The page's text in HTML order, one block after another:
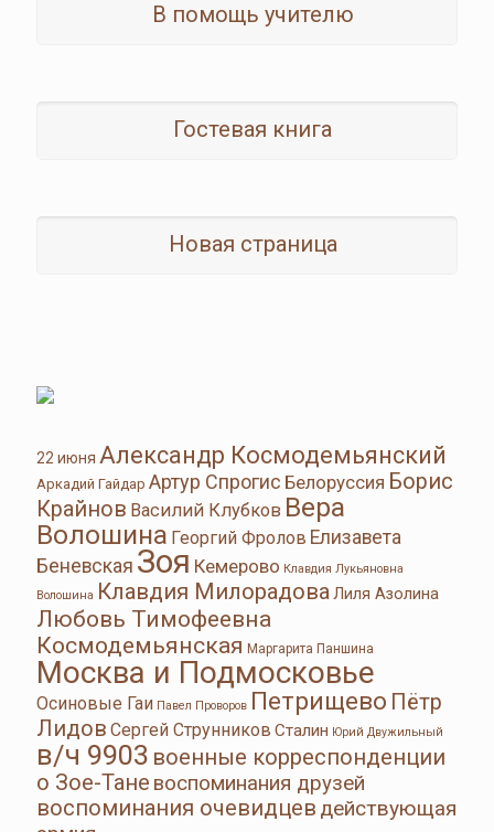
В помощь учителю
Гостевая книга
Новая страница
22 июня Александр Космодемьянский
Аркадий Гайдар Артур Спрогис Белоруссия Борис
Крайнов Василий Клубков Вера
Волошина Георгий Фролов Елизавета
Беневская Зоя Кемерово Клавдия Лукьяновна
Волошина Клавдия МилорадоваЛиля Азолина
Любовь Тимофеевна
Космодемьянская Маргарита Паншина
Москва и Подмосковье
Осиновые Гаи Павел Проворов Петрищево Пётр
Лидов Сергей Струнников Сталин Юрий Двужильный
в/ч 9903 военные корреспонденции
о Зое-Тане воспоминания друзей
воспоминания очевидцев действующая